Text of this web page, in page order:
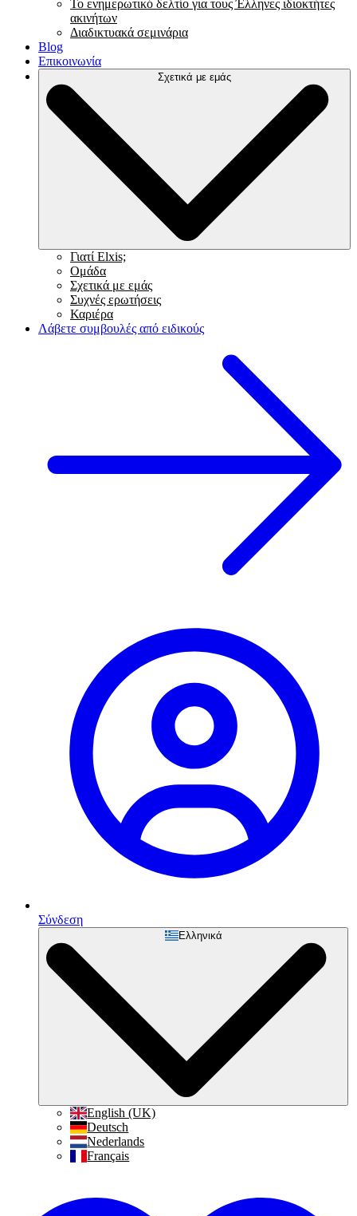
Το ενημερωτικό δελτίο για τους Έλληνες ιδιοκτήτες
ακινήτων
Διαδικτυακά σεμινάρια
Blog
Επικοινωνία
Σχετικά με εμάς
Γιατί Elxis;
Ομάδα
Σχετικά με εμάς
Συχνές ερωτήσεις
Καριέρα
Λάβετε συμβουλές από ειδικούς
Σύνδεση
Ελληνικά
English (UK)
Deutsch
Nederlands
Français